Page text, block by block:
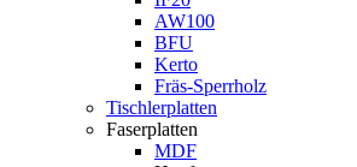
AW100
BFU
Kerto
Fräs-Sperrholz
Tischlerplatten
Faserplatten
MDF